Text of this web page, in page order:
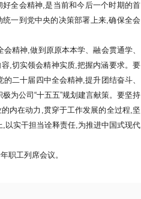
好全会精神,是 当前和今后一个时期的首
统一到党中央的决策部署上来,确保全会
精神,做到原原本本学、融会贯通学、
,切实领会精神实质,把握内涵要求。要
二十届四中全会精神,提升团结奋斗、
为公司“十五五”规划建言献策。要坚持
内在动力,贯穿于工作发展的全过程,坚
以实干担当诠释责任,为推进中国式现代
职工列席会议。